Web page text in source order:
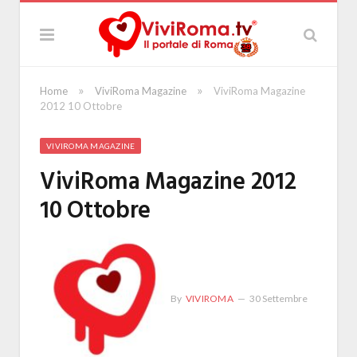
Home » ViviRoma Magazine »
ViviRoma Magazine
2012 10 Ottobre
VIVIROMA MAGAZINE
ViviRoma Magazine 2012
10 Ottobre
By VIVIROMA 30 Settembre